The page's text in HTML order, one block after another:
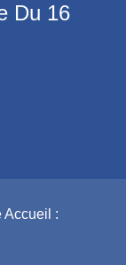
Du 16
Accueil :